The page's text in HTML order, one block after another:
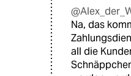
Na, das
all die